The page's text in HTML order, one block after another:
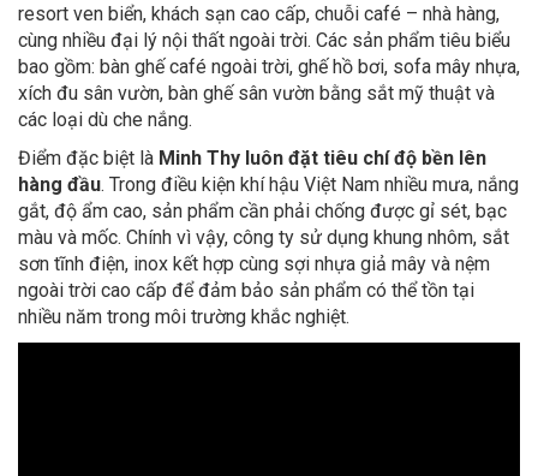
resort ven biển, khách sạn cao cấp, chuỗi café – nhà hàng,
cùng nhiều đại lý nội thất ngoài trời. Các sản phẩm tiêu biểu
bao gồm: bàn ghế café ngoài trời, ghế hồ bơi, sofa mây nhựa,
xích đu sân vườn, bàn ghế sân vườn bằng sắt mỹ thuật và
các loại dù che nắng.
Điểm đặc biệt là Minh Thy luôn đặt tiêu chí độ bền lên
hàng đầu. Trong điều kiện khí hậu Việt Nam nhiều mưa, nắng
gắt, độ ẩm cao, sản phẩm cần phải chống được gỉ sét, bạc
màu và mốc. Chính vì vậy, công ty sử dụng khung nhôm, sắt
sơn tĩnh điện, inox kết hợp cùng sợi nhựa giả mây và nệm
ngoài trời cao cấp để đảm bảo sản phẩm có thể tồn tại
nhiều năm trong môi trường khắc nghiệt.